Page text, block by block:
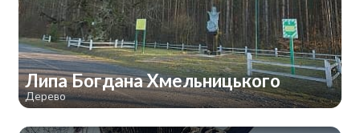
Липа Богдана Хмельницького
Дерево